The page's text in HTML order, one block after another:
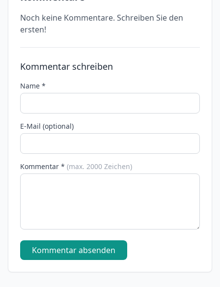
Noch keine Kommentare. Schreiben Sie den
ersten!
Kommentar schreiben
Name *
E-Mail (optional)
Kommentar * (max. 2000 Zeichen)
Kommentar absenden